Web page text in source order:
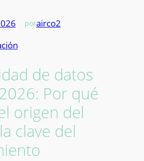
porairco2
de datos
Por qué
origen del
clave del